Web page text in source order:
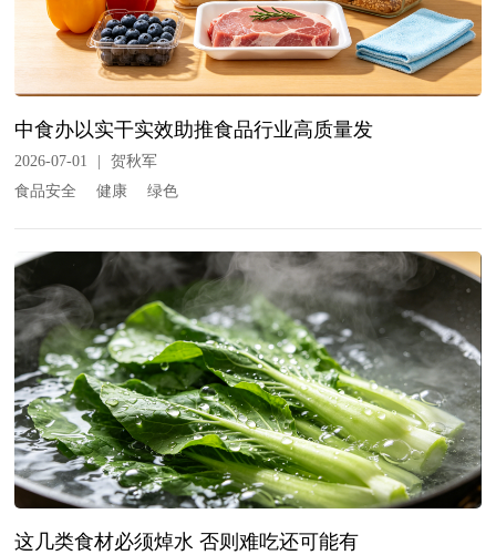
中食办以实干实效助推食品行业高质量发
2026-07-01
贺秋军
食品安全
健康 绿色
这几类食材必须焯水 否则难吃还可能有